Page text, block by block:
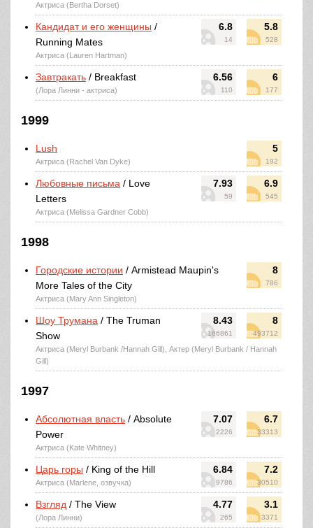
Актриса (Bertha Dorset)
6.8
14
5.8
528
Кандидат и его женщины /
Running Mates
Актриса (Lauren Hartman)
6.56
110
6
177
Завтракать / Breakfast
(Лора Линни - актриса)
1999
5
192
Lush
Актриса (Rachel Van Dyke)
7.93
59
6.9
545
Любовные письма / Love
Letters
Актриса (Melissa Gardner Cobb)
1998
8
786
Городские истории / Armistead Maupin's
More Tales of the City
Актриса (Mary Ann Singleton)
8.43
166861
8
493712
Шоу Трумана / The Truman
Show
Актриса (Meryl Burbank /Hannah Gill), Актер (Meryl Burbank / Hannah
Gill)
1997
7.07
2226
6.7
33313
Абсолютная власть / Absolute
Power
Актриса (Kate Whitney)
6.84
9786
7.2
30510
Царь горы / King of the Hill
Актриса (Marlene, озвучка)
4.77
265
3.1
3371
Взгляд / The View
(Лора Линни)